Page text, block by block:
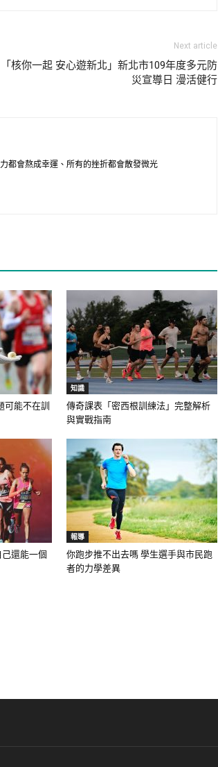
Next article
「核你一起 安心遊新北」新北市109年度多元防
災宣導日 漫活健行
都會熬成幸運、所有的挫折都會散發微光
可能不在訓
知識
傳奇課表「密西根訓練法」完整解析
與實戰指南
還能一個
報導
你跑步推不出去嗎 學生選手與市民跑
者的力學差異